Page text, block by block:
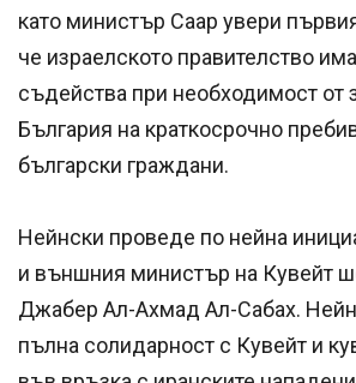
като министър Саар увери
че израелското правителство
съдейства при необходимост от
България на краткосрочно
български граждани.
Нейнски проведе по нейна
и външния министър на Кувейт
Джабер Ал-Ахмад Ал-Сабах.
пълна солидарност с Кувейт и